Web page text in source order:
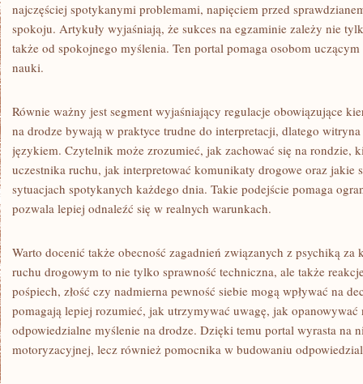
najczęściej spotykanymi problemami, napięciem przed
spokoju. Artykuły wyjaśniają, że sukces na egzaminie zależy nie
także od spokojnego myślenia. Ten portal pomaga osobom
nauki.
Równie ważny jest segment wyjaśniający regulacje obowiązujące
na drodze bywają w praktyce trudne do interpretacji, dlatego
językiem. Czytelnik może zrozumieć, jak zachować się na rondzie,
uczestnika ruchu, jak interpretować komunikaty drogowe oraz jakie
sytuacjach spotykanych każdego dnia. Takie podejście pomaga
pozwala lepiej odnaleźć się w realnych warunkach.
Warto docenić także obecność zagadnień związanych z psychiką
ruchu drogowym to nie tylko sprawność techniczna, ale także
pośpiech, złość czy nadmierna pewność siebie mogą wpływać na
pomagają lepiej rozumieć, jak utrzymywać uwagę, jak
odpowiedzialne myślenie na drodze. Dzięki temu portal wyrasta na
motoryzacyjnej, lecz również pomocnika w budowaniu